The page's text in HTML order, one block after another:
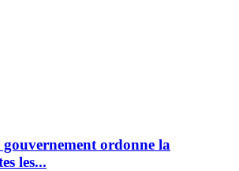
gouvernement ordonne la
les...